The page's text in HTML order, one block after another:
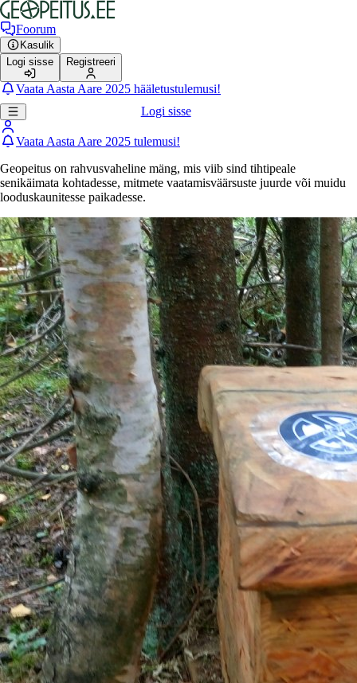
Foorum
Kasulik
Logi sisse
Registreeri
Vaata Aasta Aare 2025 hääletustulemusi!
Logi sisse
Vaata Aasta Aare 2025 tulemusi!
Geopeitus on rahvusvaheline mäng, mis viib sind tihtipeale
senikäimata kohtadesse, mitmete vaatamisväärsuste juurde või muidu
looduskaunitesse paikadesse.